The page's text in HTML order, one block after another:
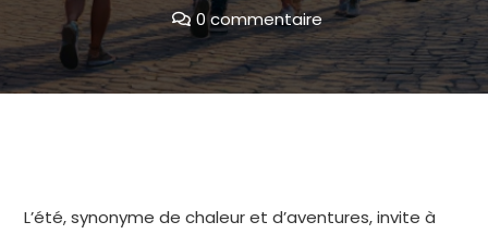
0 commentaire
L’été, synonyme de chaleur et d’aventures, invite à